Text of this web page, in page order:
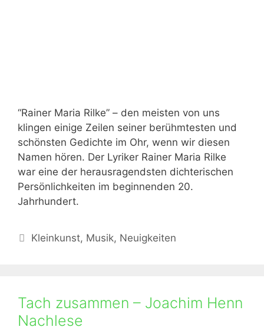
“Rainer Maria Rilke” – den meisten von uns
klingen einige Zeilen seiner berühmtesten und
schönsten Gedichte im Ohr, wenn wir diesen
Namen hören. Der Lyriker Rainer Maria Rilke
war eine der herausragendsten dichterischen
Persönlichkeiten im beginnenden 20.
Jahrhundert.
Kategorien
Kleinkunst, Musik, Neuigkeiten
Tach zusammen – Joachim Henn
Nachlese